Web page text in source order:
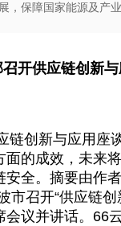
，保障国家能源及产
开供应链创新
创新与应用座
的成效，未来
全。摘要由作
开“供应链创
议并讲话。66